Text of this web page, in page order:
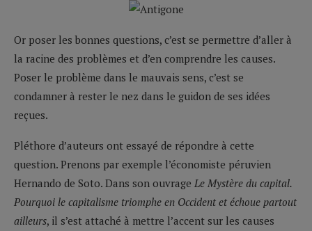
Or poser les bonnes questions, c’est se permettre d’aller à
la racine des problèmes et d’en comprendre les causes.
Poser le problème dans le mauvais sens, c’est se
condamner à rester le nez dans le guidon de ses idées
reçues.
Pléthore d’auteurs ont essayé de répondre à cette
question. Prenons par exemple l’économiste péruvien
Hernando de Soto. Dans son ouvrage Le Mystère du capital.
Pourquoi le capitalisme triomphe en Occident et échoue partout
ailleurs, il s’est attaché à mettre l’accent sur les causes